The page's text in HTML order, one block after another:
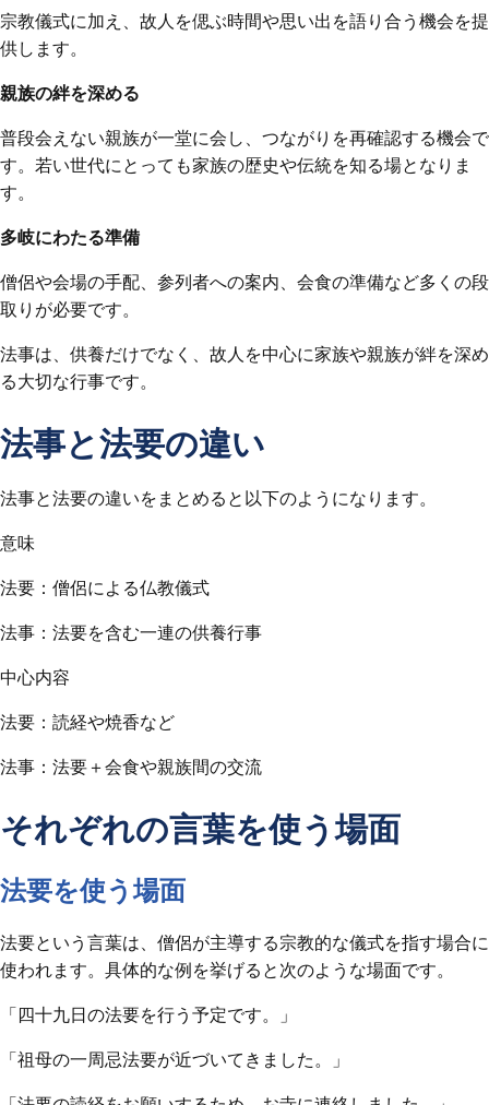
宗教儀式に加え、故人を偲ぶ時間や思い出を語り合う機会を提
供します。
親族の絆を深める
普段会えない親族が一堂に会し、つながりを再確認する機会で
す。若い世代にとっても家族の歴史や伝統を知る場となりま
す。
多岐にわたる準備
僧侶や会場の手配、参列者への案内、会食の準備など多くの段
取りが必要です。
法事は、供養だけでなく、故人を中心に家族や親族が絆を深め
る大切な行事です。
法事と法要の違い
法事と法要の違いをまとめると以下のようになります。
意味
法要：僧侶による仏教儀式
法事：法要を含む一連の供養行事
中心内容
法要：読経や焼香など
法事：法要＋会食や親族間の交流
それぞれの言葉を使う場面
法要を使う場面
法要という言葉は、僧侶が主導する宗教的な儀式を指す場合に
使われます。具体的な例を挙げると次のような場面です。
「四十九日の法要を行う予定です。」
「祖母の一周忌法要が近づいてきました。」